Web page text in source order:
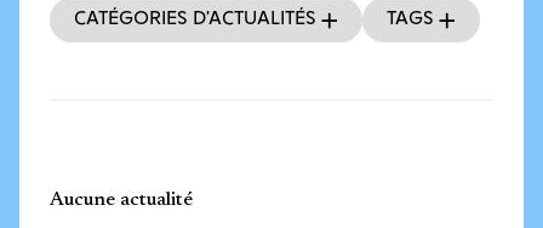
Catégories d’actualités Tags
Aucune actualité